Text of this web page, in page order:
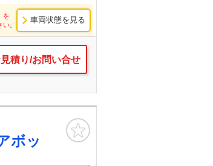
を
。
車両状態を見る
積り/お問い合せ
ボッ